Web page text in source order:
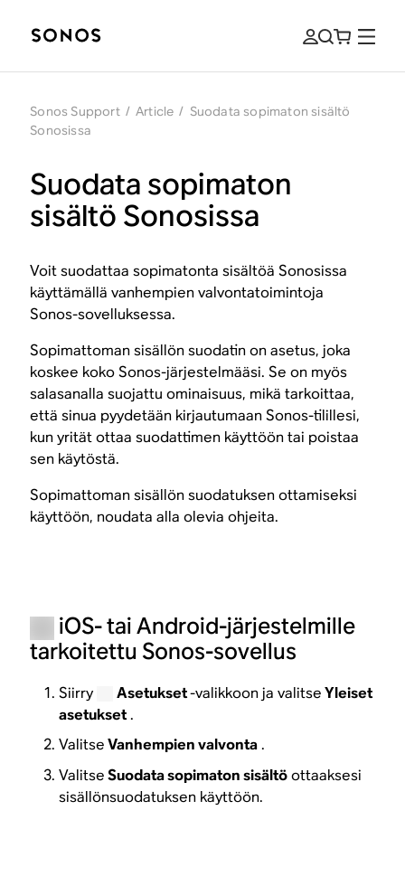
Sonos Support / Article / Suodata sopimaton sisältö
Sonosissa
Suodata sopimaton
sisältö Sonosissa
Voit suodattaa sopimatonta sisältöä Sonosissa
käyttämällä vanhempien valvontatoimintoja
Sonos-sovelluksessa.
Sopimattoman sisällön suodatin on asetus, joka
koskee koko Sonos-järjestelmääsi. Se on myös
salasanalla suojattu ominaisuus, mikä tarkoittaa,
että sinua pyydetään kirjautumaan Sonos-tilillesi,
kun yrität ottaa suodattimen käyttöön tai poistaa
sen käytöstä.
Sopimattoman sisällön suodatuksen ottamiseksi
käyttöön, noudata alla olevia ohjeita.
iOS- tai Android-järjestelmille
tarkoitettu Sonos-sovellus
Siirry Asetukset-valikkoon ja valitseYleiset
asetukset.
ValitseVanhempien valvonta.
ValitseSuodata sopimaton sisältöottaaksesi
sisällönsuodatuksen käyttöön.